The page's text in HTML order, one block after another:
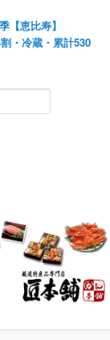
【恵比寿】
・冷蔵・累計530